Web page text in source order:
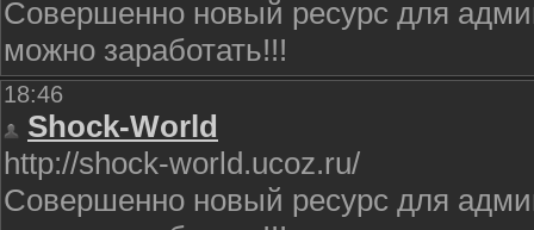
Совершенно новый ресурс для
можно заработать!!!
18:46
Shock-World
http://shock-world.ucoz.ru/
Совершенно новый ресурс для